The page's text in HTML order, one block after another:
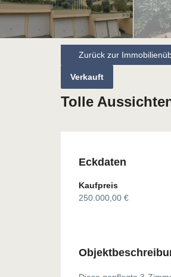
Zurück zur
Verkauft
Tolle
Eckdaten
Kaufpreis
250.000,00 €